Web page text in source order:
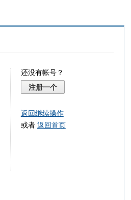
还没有帐号？
注册一个
返回继续操作
或者 返回首页